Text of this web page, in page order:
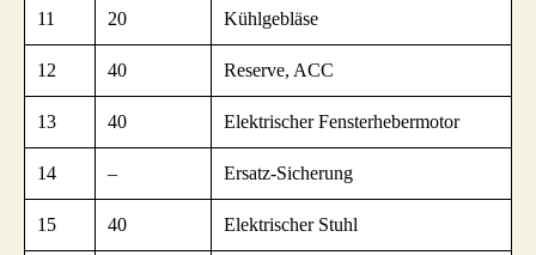
11 20 Kühlgebläse
12 40 Reserve, ACC
13 40 Elektrischer Fensterhebermotor
14 – Ersatz-Sicherung
15 40 Elektrischer Stuhl